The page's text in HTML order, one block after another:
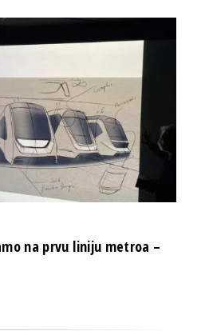
na prvu liniju metroa –